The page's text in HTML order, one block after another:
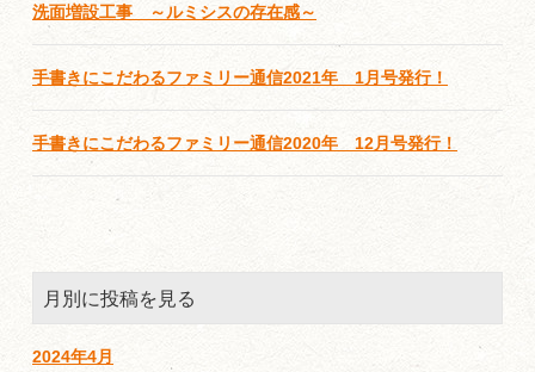
洗面増設工事 ～ルミシスの存在感～
手書きにこだわるファミリー通信2021年 1月号発行！
手書きにこだわるファミリー通信2020年 12月号発行！
月別に投稿を見る
2024年4月